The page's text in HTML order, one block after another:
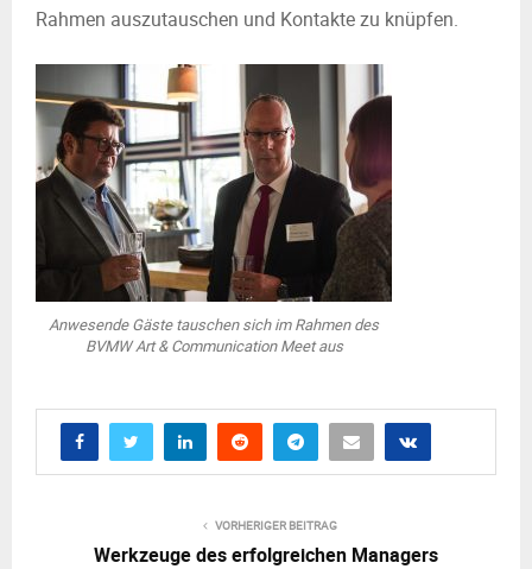
Rahmen auszutauschen und Kontakte zu knüpfen.
Anwesende Gäste tauschen sich im Rahmen des
BVMW Art & Communication Meet aus
VORHERIGER BEITRAG
Werkzeuge des erfolgreichen Managers